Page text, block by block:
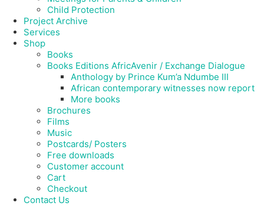
Child Protection
Project Archive
Services
Shop
Books
Books Editions AfricAvenir / Exchange Dialogue
Anthology by Prince Kum’a Ndumbe III
African contemporary witnesses now report
More books
Brochures
Films
Music
Postcards/ Posters
Free downloads
Customer account
Cart
Checkout
Contact Us